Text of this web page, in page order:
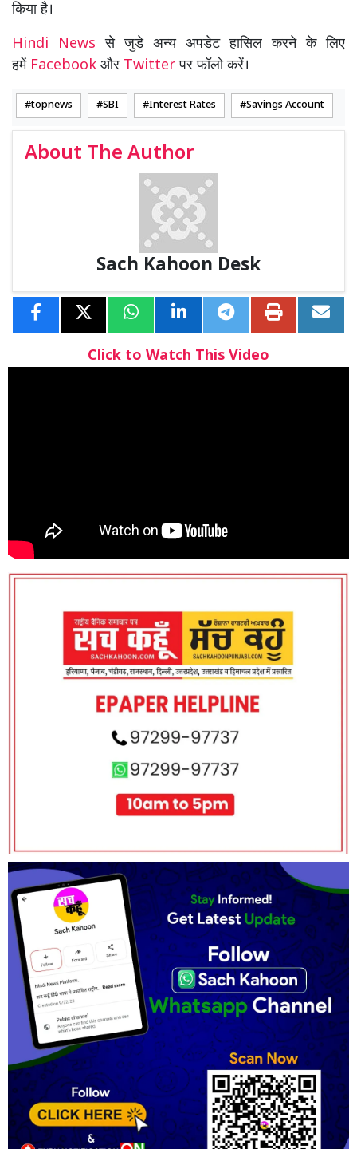
किया है।
Hindi Newsसे जुडे अन्य अपडेट हासिल करने के लिए
हमें Facebook और Twitterपर फॉलो करें।
topnews SBI Interest Rates Savings Account
About The Author
Sach Kahoon Desk
Click to Watch This Video